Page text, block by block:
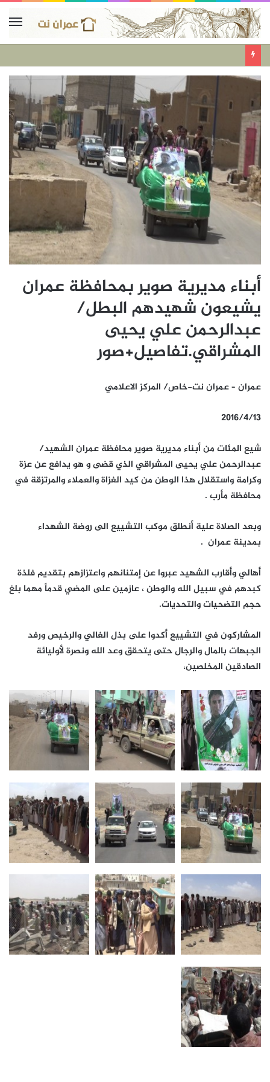
أبناء مديرية صوير بمحافظة عمران
يشيعون شهيدهم البطل/
عبدالرحمن علي يحيى
المشراقي.تفاصيل+صور
عمران – عمران نت-خاص/ المركز الاعلامي
2016/4/13
شيع المئات من أبناء مديرية صوير محافظة عمران الشهيد/
عبدالرحمن علي يحيى المشراقي الذي قضى و هو يدافع عن عزة
وكرامة واستقلال هذا الوطن من كيد الغزاة والعملاء والمرتزقة في
محافظة مأرب .
وبعد الصلاة علية أنطلق موكب التشييع الى روضة الشهداء
بمدينة عمران .
أهالي وأقارب الشهيد عبروا عن إمتنانهم واعتزازهم بتقديم فلذة
كبدهم في سبيل الله والوطن ، عازمين على المضي قدماً مهما بلغ
حجم التضحيات والتحديات.
المشاركون في التشييع أكدوا على بذل الغالي والرخيص ورفد
الجبهات بالمال والرجال حتى يتحقق وعد الله ونصرة لأوليائة
الصادقين المخلصين،